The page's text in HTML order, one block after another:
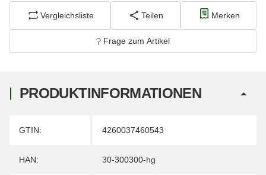
Vergleichsliste Teilen Merken
Frage zum Artikel
PRODUKTINFORMATIONEN
Produkteigenschaft
Wert
GTIN: 4260037460543
HAN: 30-300300-hg